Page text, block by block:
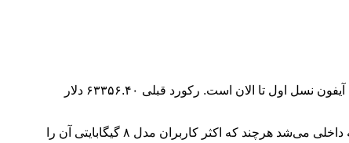
یک آیفون نسل اول اپل با قدمت ۱۵ ساله در یک حراجی به قیمت ۱۹۰,۳۷۲.۸۰ دلار فروخته شده است که بالاترین مبلغ پرداخت شده برای یک آیفون نسل اول تا الان است. رکورد قبلی ۶۳۳۵۶.۴۰ دلار
این اتفاق در حراجی LGC که بین ۳۰ ژوئن تا ۱۶ جولای برگزار شد افتاده است. این مزایده مربوط به یک آیفون نسل اول با ۴ گیگابایت حافظه داخلی می‌شد هرچند که اکثر کاربران مدل ۸ گیگابایتی آن را